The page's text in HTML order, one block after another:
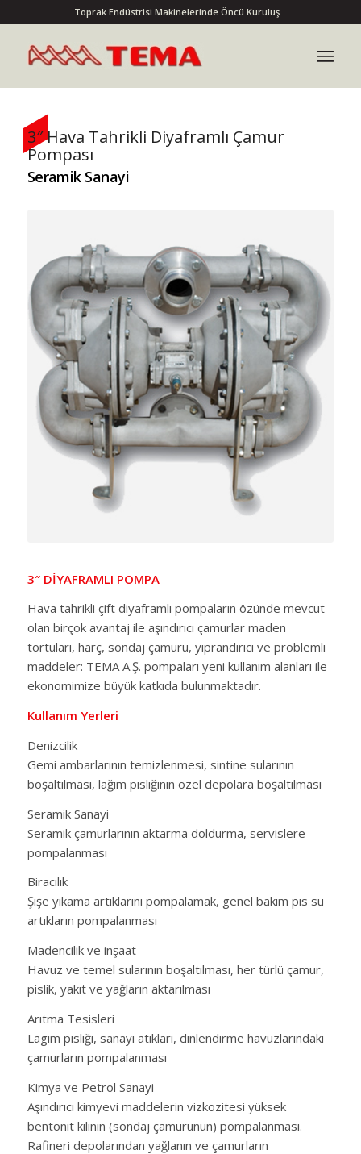
Toprak Endüstrisi Makinelerinde Öncü Kuruluş...
3″ Hava Tahrikli Diyaframlı Çamur
Pompası
Seramik Sanayi
3″ DİYAFRAMLI POMPA
Hava tahrikli çift diyaframlı pompaların özünde mevcut
olan birçok avantaj ile aşındırıcı çamurlar maden
tortuları, harç, sondaj çamuru, yıprandırıcı ve problemli
maddeler: TEMA A.Ş. pompaları yeni kullanım alanları ile
ekonomimize büyük katkıda bulunmaktadır.
Kullanım Yerleri
Denizcilik
Gemi ambarlarının temizlenmesi, sintine sularının
boşaltılması, lağım pisliğinin özel depolara boşaltılması
Seramik Sanayi
Seramik çamurlarının aktarma doldurma, servislere
pompalanması
Biracılık
Şişe yıkama artıklarını pompalamak, genel bakım pis su
artıkların pompalanması
Madencilik ve inşaat
Havuz ve temel sularının boşaltılması, her türlü çamur,
pislik, yakıt ve yağların aktarılması
Arıtma Tesisleri
Lagim pisliği, sanayi atıkları, dinlendirme havuzlarındaki
çamurların pompalanması
Kimya ve Petrol Sanayi
Aşındırıcı kimyevi maddelerin vizkozitesi yüksek
bentonit kilinin (sondaj çamurunun) pompalanması.
Rafineri depolarından yağlanın ve çamurların